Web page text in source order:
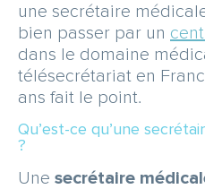
une secrétaire
bien passer par un
dans le domaine
télésecrétariat en
ans fait le point.
Qu’est-ce qu’une
?
Une secrétaire
SERVICE & APPEL